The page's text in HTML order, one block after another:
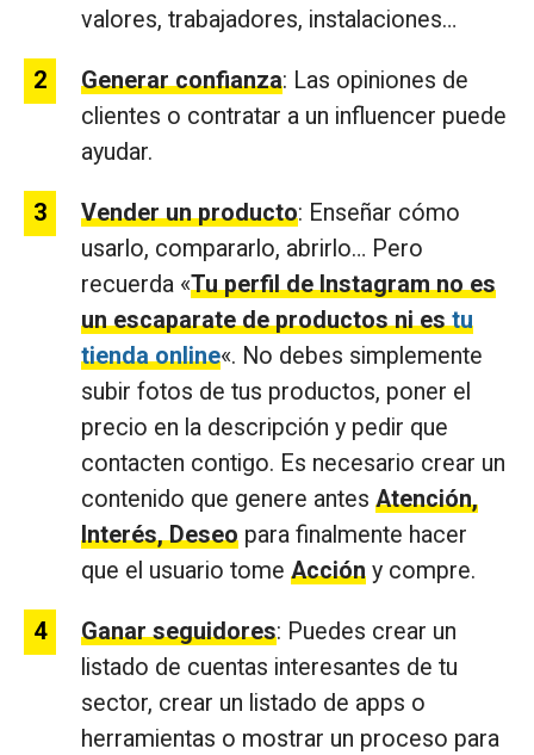
valores, trabajadores, instalaciones…
Generar confianza: Las opiniones de
clientes o contratar a un influencer puede
ayudar.
Vender un producto: Enseñar cómo
usarlo, compararlo, abrirlo… Pero
recuerda «Tu perfil de Instagram no es
un escaparate de productos ni estu
tienda online«. No debes simplemente
subir fotos de tus productos, poner el
precio en la descripción y pedir que
contacten contigo. Es necesario crear un
contenido que genere antes Atención,
Interés, Deseo para finalmente hacer
que el usuario tome Acción y compre.
Ganar seguidores: Puedes crear un
listado de cuentas interesantes de tu
sector, crear un listado de apps o
herramientas o mostrar un proceso para